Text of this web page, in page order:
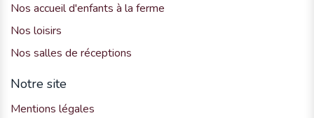
Nos accueil d'enfants à la ferme
Nos loisirs
Nos salles de réceptions
Notre site
Mentions légales